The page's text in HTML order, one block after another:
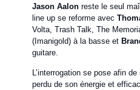
Jason Aalonreste le seul
line up se reforme avec
Volta, Trash Talk, The
(Imanigold) à la basse et
guitare.
L’interrogation se pose afin
perdu de son énergie et